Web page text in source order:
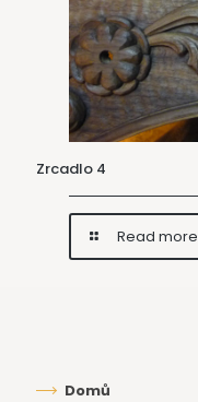
Zrcadlo 4
Read more
Domů